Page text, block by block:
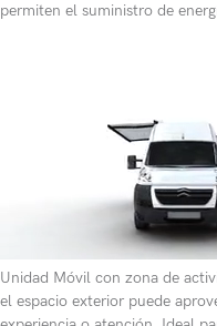
permiten el suministro de
Unidad Móvil con zona de
el espacio exterior puede